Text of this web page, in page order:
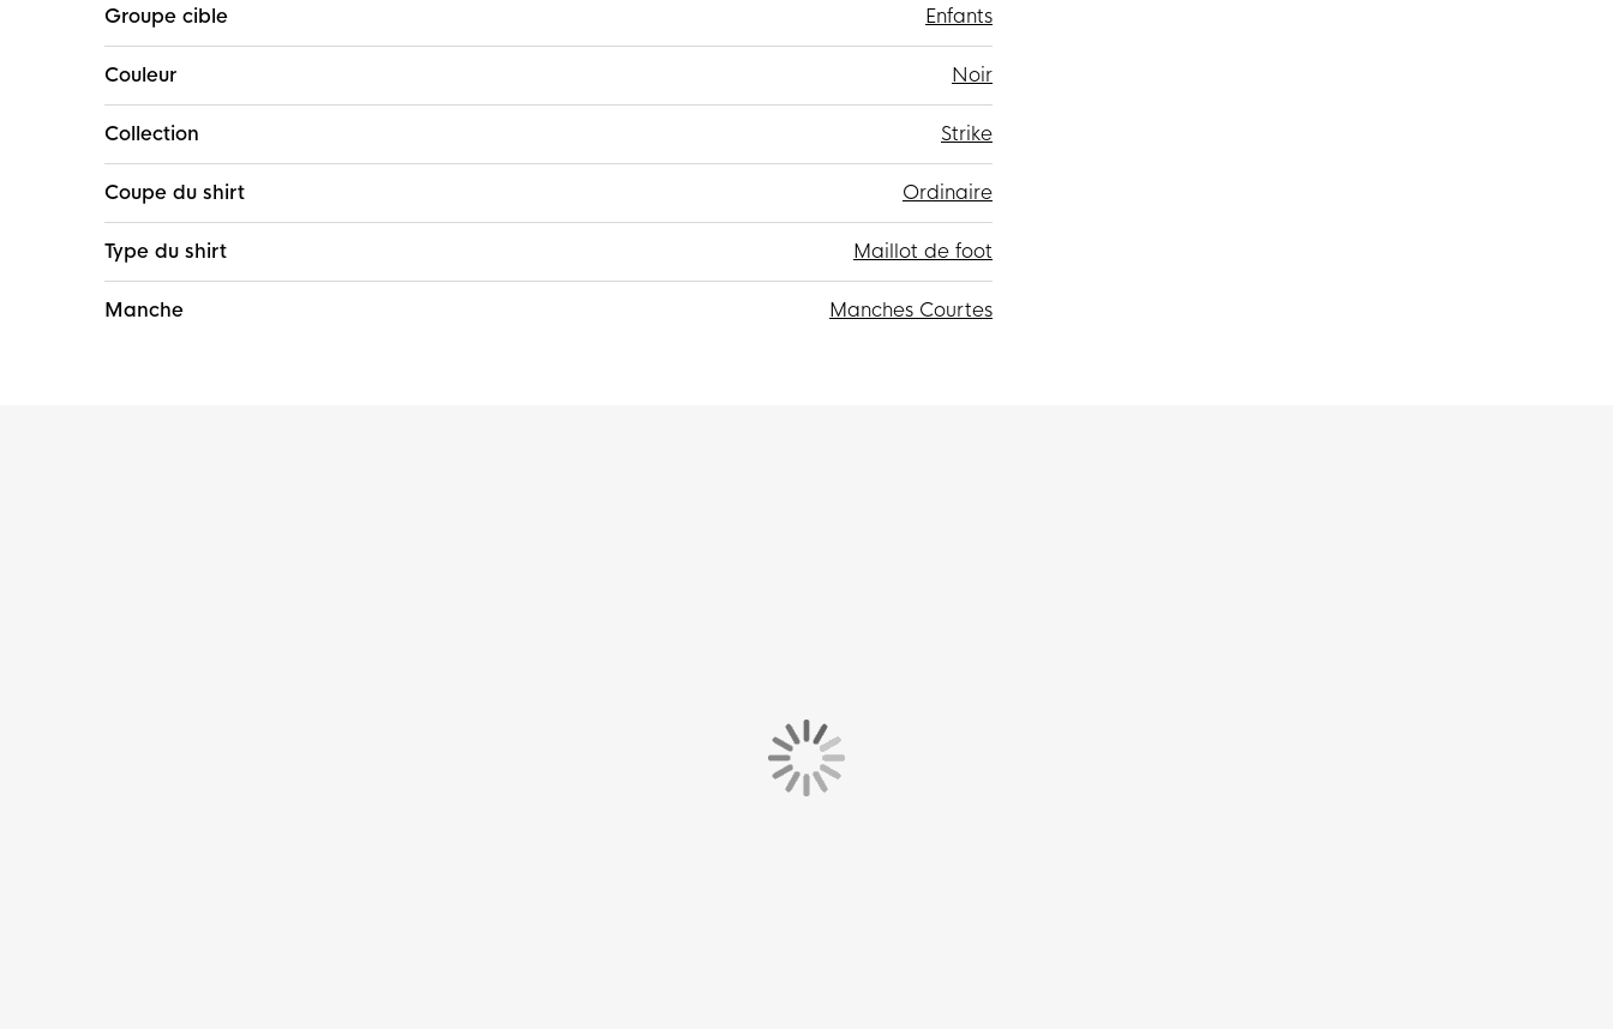
Groupe cible Enfants
Couleur Noir
Collection Strike
Coupe du shirt Ordinaire
Type du shirt Maillot de foot
Manche Manches Courtes